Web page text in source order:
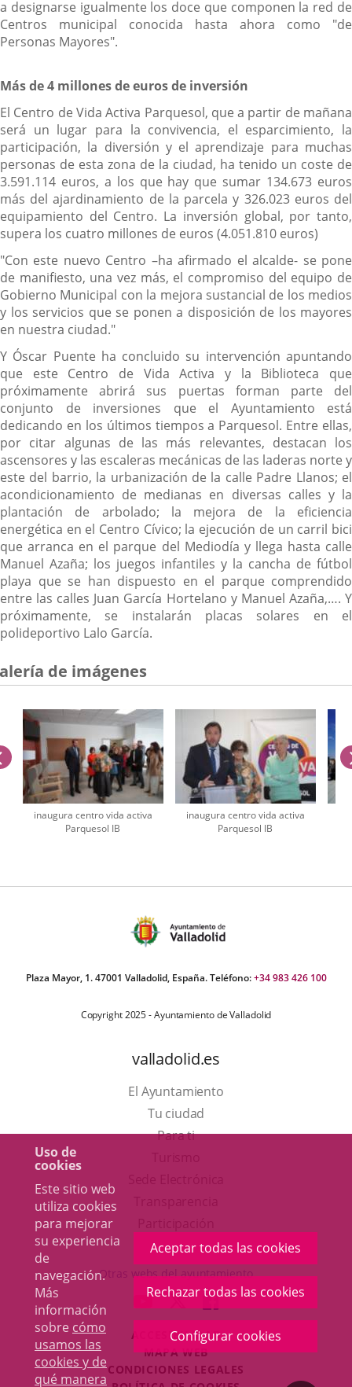
Uso de
cookies
Este sitio web
utiliza cookies
para mejorar
su experiencia
de
navegación.
Más
información
sobre cómo
usamos las
cookies y de
qué manera
Aceptar todas las cookies
Rechazar todas las cookies
Configurar cookies
a designarse igualmente los doce que componen la red de
Centros municipal conocida hasta ahora como "de
Personas Mayores".
Más de 4 millones de euros de inversión
El Centro de Vida Activa Parquesol, que a partir de mañana
será un lugar para la convivencia, el esparcimiento, la
participación, la diversión y el aprendizaje para muchas
personas de esta zona de la ciudad, ha tenido un coste de
3.591.114 euros, a los que hay que sumar 134.673 euros
más del ajardinamiento de la parcela y 326.023 euros del
equipamiento del Centro. La inversión global, por tanto,
supera los cuatro millones de euros (4.051.810 euros)
"Con este nuevo Centro –ha afirmado el alcalde- se pone
de manifiesto, una vez más, el compromiso del equipo de
Gobierno Municipal con la mejora sustancial de los medios
y los servicios que se ponen a disposición de los mayores
en nuestra ciudad."
Y Óscar Puente ha concluido su intervención apuntando
que este Centro de Vida Activa y la Biblioteca que
próximamente abrirá sus puertas forman parte del
conjunto de inversiones que el Ayuntamiento está
dedicando en los últimos tiempos a Parquesol. Entre ellas,
por citar algunas de las más relevantes, destacan los
ascensores y las escaleras mecánicas de las laderas norte y
este del barrio, la urbanización de la calle Padre Llanos; el
acondicionamiento de medianas en diversas calles y la
plantación de arbolado; la mejora de la eficiencia
energética en el Centro Cívico; la ejecución de un carril bici
que arranca en el parque del Mediodía y llega hasta calle
Manuel Azaña; los juegos infantiles y la cancha de fútbol
playa que se han dispuesto en el parque comprendido
entre las calles Juan García Hortelano y Manuel Azaña,…. Y
próximamente, se instalarán placas solares en el
polideportivo Lalo García.
de imágenes
inaugura centro vida activa
Parquesol IB
inaugura centro vida activa
Parquesol IB
anterior
Plaza Mayor, 1. 47001 Valladolid, España. Teléfono:+34 983 426 100
Copyright 2025 - Ayuntamiento de Valladolid
valladolid.es
El Ayuntamiento
Tu ciudad
Para ti
en
una
ventana
nueva.
aplicación
externa.
Otras webs del ayuntamiento
ENLACE
A
UNA
APLICACIÓN
EXTERNA.
ENLACE
A
UNA
APLICACIÓN
EXTERNA.
ENLACE
A
UNA
EXTERNA.
ACCESIBILIDAD
MAPA WEB
CONDICIONES LEGALES